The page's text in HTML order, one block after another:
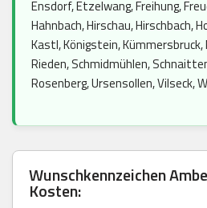
Ensdorf, Etzelwang, Freihung,
Hahnbach, Hirschau, Hirschbach,
Kastl, Königstein, Kümmersbruck,
Rieden, Schmidmühlen,
Rosenberg, Ursensollen, Vilseck,
Wunschkennzeichen
Kosten: